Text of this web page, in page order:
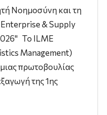
Νοημοσύνη και τη
& Supply
Το ILME
Management)
πρωτοβουλίας
της 1ης